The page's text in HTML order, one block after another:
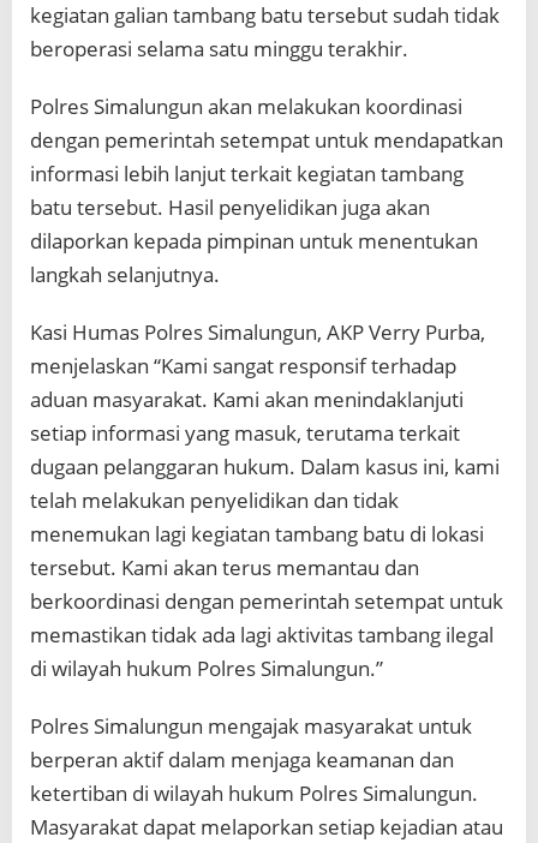
kegiatan galian tambang batu tersebut sudah tidak
beroperasi selama satu minggu terakhir.
Polres Simalungun akan melakukan koordinasi
dengan pemerintah setempat untuk mendapatkan
informasi lebih lanjut terkait kegiatan tambang
batu tersebut. Hasil penyelidikan juga akan
dilaporkan kepada pimpinan untuk menentukan
langkah selanjutnya.
Kasi Humas Polres Simalungun, AKP Verry Purba,
menjelaskan “Kami sangat responsif terhadap
aduan masyarakat. Kami akan menindaklanjuti
setiap informasi yang masuk, terutama terkait
dugaan pelanggaran hukum. Dalam kasus ini, kami
telah melakukan penyelidikan dan tidak
menemukan lagi kegiatan tambang batu di lokasi
tersebut. Kami akan terus memantau dan
berkoordinasi dengan pemerintah setempat untuk
memastikan tidak ada lagi aktivitas tambang ilegal
di wilayah hukum Polres Simalungun.”
Polres Simalungun mengajak masyarakat untuk
berperan aktif dalam menjaga keamanan dan
ketertiban di wilayah hukum Polres Simalungun.
Masyarakat dapat melaporkan setiap kejadian atau